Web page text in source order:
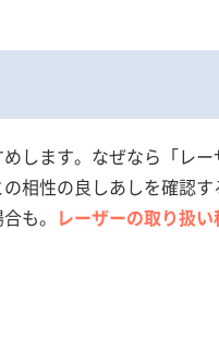
します。なぜなら「レー
相性の良しあしを確認
も。 レーザーの取り扱